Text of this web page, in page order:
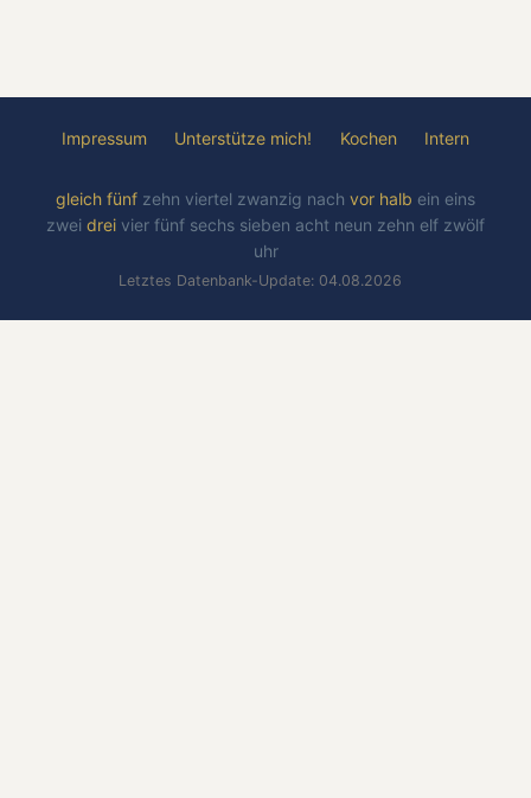
Impressum Unterstütze mich! Kochen Intern
gleich fünf zehn viertel zwanzig nach vor halb ein eins
zwei drei vier fünf sechs sieben acht neun zehn elf zwölf
uhr
Letztes Datenbank-Update: 04.08.2026